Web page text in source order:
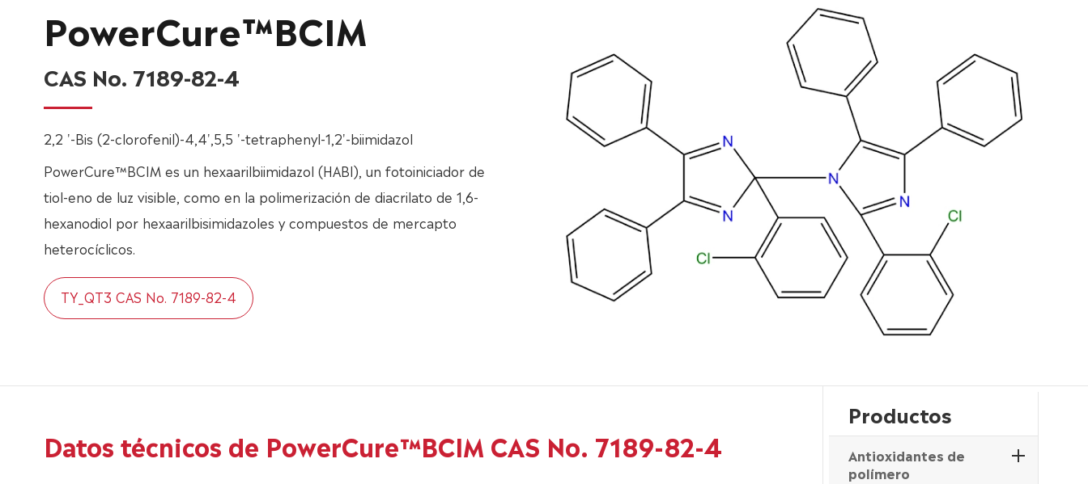
PowerCure™BCIM
CAS No. 7189-82-4
2,2 '-Bis (2-clorofenil)-4,4',5,5 '-tetraphenyl-1,2'-biimidazol
PowerCure™BCIM es un hexaarilbiimidazol (HABI), un fotoiniciador de
tiol-eno de luz visible, como en la polimerización de diacrilato de 1,6-
hexanodiol por hexaarilbisimidazoles y compuestos de mercapto
heterocíclicos.
TY_QT3 CAS No. 7189-82-4
Datos técnicos de PowerCure™BCIM CAS No. 7189-82-4
Productos
Antioxidantes de
polímero